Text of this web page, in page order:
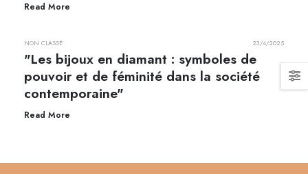
Read More
NON CLASSÉ 23/4/2025
"Les bijoux en diamant : symboles de
pouvoir et de féminité dans la société
contemporaine"
Read More